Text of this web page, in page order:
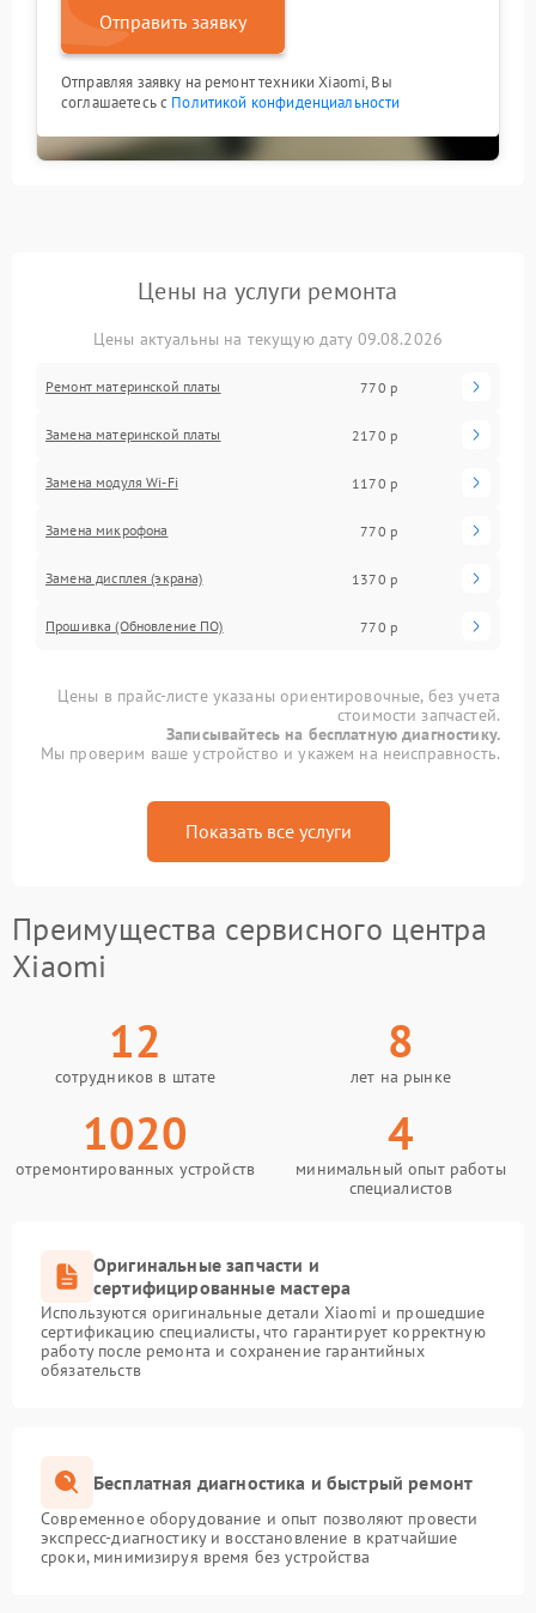
Отправить заявку
Отправляя заявку на ремонт техники Xiaomi, Вы
соглашаетесь с Политикой конфиденциальности
Цены на услуги ремонта
Цены актуальны на текущую дату 09.08.2026
Ремонт материнской платы 770 р
Замена материнской платы 2170 р
Замена модуля Wi-Fi 1170 р
Замена микрофона 770 р
Замена дисплея (экрана) 1370 р
Прошивка (Обновление ПО) 770 р
Цены в прайс-листе указаны ориентировочные, без учета
стоимости запчастей.
Записывайтесь на бесплатную диагностику.
Мы проверим ваше устройство и укажем на неисправность.
Показать все услуги
Преимущества сервисного центра
Xiaomi
12
сотрудников в штате
8
лет на рынке
1020
отремонтированных устройств
4
минимальный опыт работы
специалистов
Оригинальные запчасти и
сертифицированные мастера
Используются оригинальные детали Xiaomi и прошедшие
сертификацию специалисты, что гарантирует корректную
работу после ремонта и сохранение гарантийных
обязательств
Бесплатная диагностика и быстрый ремонт
Современное оборудование и опыт позволяют провести
экспресс-диагностику и восстановление в кратчайшие
сроки, минимизируя время без устройства